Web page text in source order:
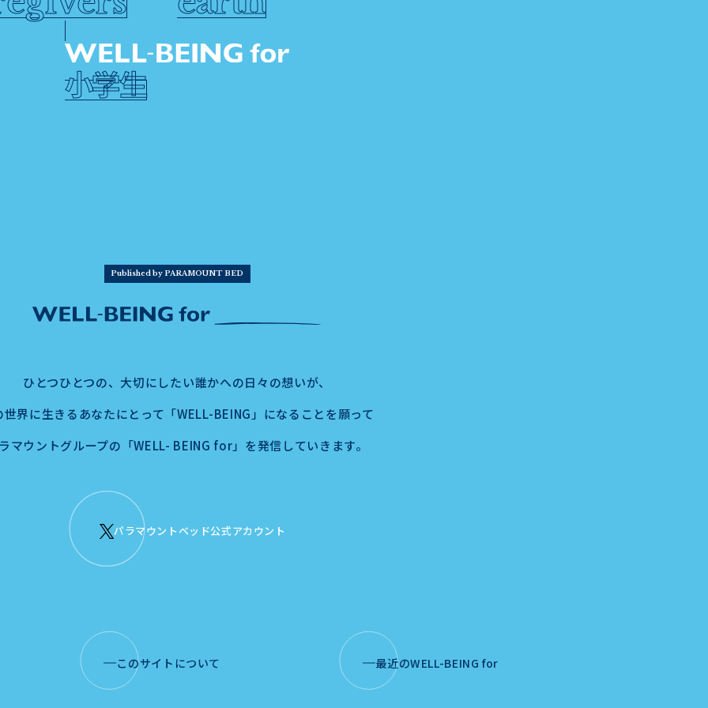
小学生
Published by PARAMOUNT BED
ひとつひとつの、 大切にしたい誰かへの日々の想いが、
世界に生きるあなたにとって 「WELL-BEING」になることを願って
マウントグループの「WELL- BEING for」を発信していきます。
パラマウントベッド公式アカウント
このサイトについて 最近のWELL-BEING for